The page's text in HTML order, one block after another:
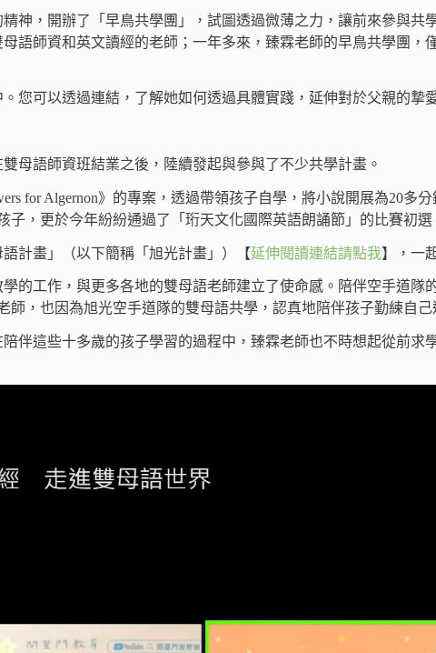
神，開辦了「早鳥共學團」，試圖透過微薄之力，讓前來參與共
語師資和英文讀經的老師；一年多來，臻霖老師的早鳥共學團，
。您可以透過連結，了解她如何透過具體實踐，延伸對於父親的摯
母語師資班結業之後，陸續發起與參與了不少共學計畫。
for Algernon》的專案，透過帶領孩子自學，將小說開展為20多
子，更於今年紛紛通過了「珩天文化國際英語朗誦節」的比賽初
計畫」（以下簡稱「旭光計畫」）【延伸閱讀連結請點我】，一
的工作，與更多各地的雙母語老師建立了使命感。陪伴空手道
，也因為旭光空手道隊的雙母語共學，認真地陪伴孩子勤練自己
伴這些十多歲的孩子學習的過程中，臻霖老師也不時想起從前